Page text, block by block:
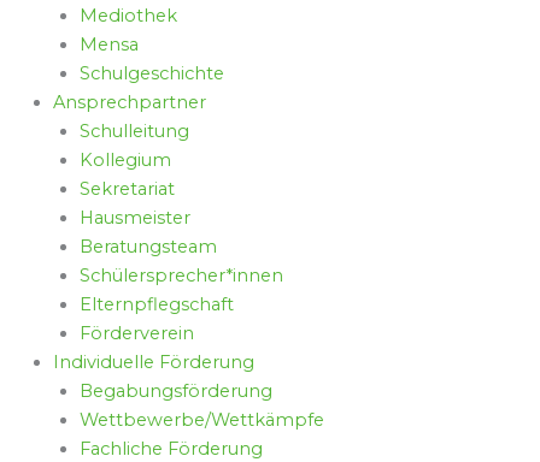
Mediothek
Mensa
Schulgeschichte
Ansprechpartner
Schulleitung
Kollegium
Sekretariat
Hausmeister
Beratungsteam
Schülersprecher*innen
Elternpflegschaft
Förderverein
Individuelle Förderung
Begabungsförderung
Wettbewerbe/Wettkämpfe
Fachliche Förderung